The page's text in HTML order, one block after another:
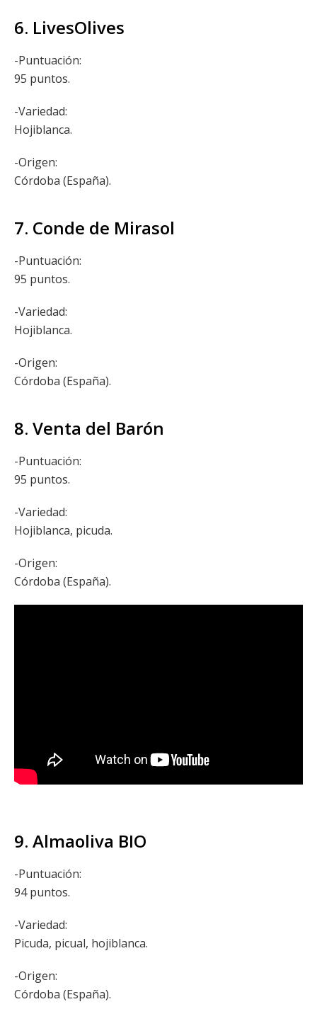
6. LivesOlives
-Puntuación:
95 puntos.
-Variedad:
Hojiblanca.
-Origen:
Córdoba (España).
7. Conde de Mirasol
-Puntuación:
95 puntos.
-Variedad:
Hojiblanca.
-Origen:
Córdoba (España).
8. Venta del Barón
-Puntuación:
95 puntos.
-Variedad:
Hojiblanca, picuda.
-Origen:
Córdoba (España).
9. Almaoliva BIO
-Puntuación:
94 puntos.
-Variedad:
Picuda, picual, hojiblanca.
-Origen:
Córdoba (España).